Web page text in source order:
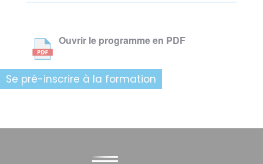
Ouvrir le programme en PDF
Se pré-inscrire à la formation